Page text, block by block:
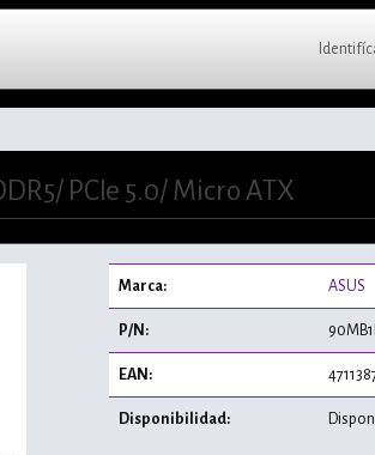
PCIe 5.0/ Micro ATX
Marca: ASUS
P/N:
EAN:
Disponibilidad: